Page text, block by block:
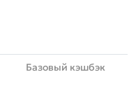
Базовый кэшбэк